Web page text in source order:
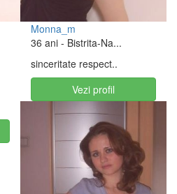
Monna_m
36 ani - Bistrita-Na...
sinceritate respect..
Vezi profil